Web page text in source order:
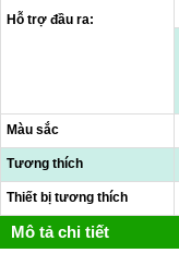
Hỗ trợ đầu ra:
Màu sắc
Tương thích
Thiết bị tương thích
Mô tả chi tiết